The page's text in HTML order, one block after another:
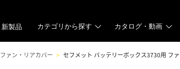
新製品 カテゴリから探す カタログ・動画
ファン・リアカバー セフメット バッテリーボックス3730用 フ